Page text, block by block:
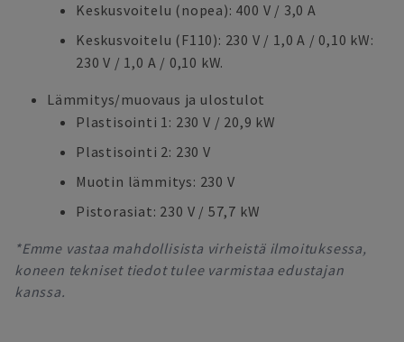
Keskusvoitelu (nopea): 400 V / 3,0 A
Keskusvoitelu (F110): 230 V / 1,0 A / 0,10 kW:
230 V / 1,0 A / 0,10 kW.
Lämmitys/muovaus ja ulostulot
Plastisointi 1: 230 V / 20,9 kW
Plastisointi 2: 230 V
Muotin lämmitys: 230 V
Pistorasiat: 230 V / 57,7 kW
*Emme vastaa mahdollisista virheistä ilmoituksessa,
koneen tekniset tiedot tulee varmistaa edustajan
kanssa.